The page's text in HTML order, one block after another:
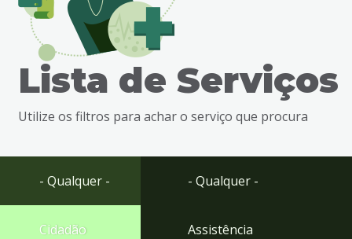
busca
Ir
rodapé
Lista de Serviços
Utilize os filtros para achar o serviço que procura
- Qualquer -
Cidadão
- Qualquer -
Assistência